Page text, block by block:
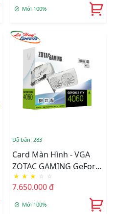
Mới 100%
Đã bán: 283
Card Màn Hình - VGA
ZOTAC GAMING GeForce
RTX 4060 8GB Twin Edge
OC White Edition GDDR6
(ZT-D40600Q-10M)
★ ★ ★ ☆ ☆
7.650.000 đ
Mới 100%